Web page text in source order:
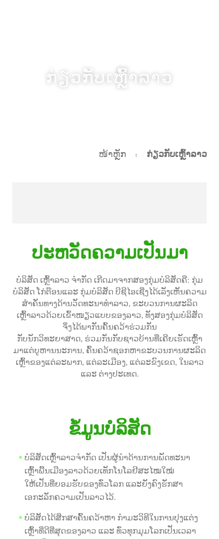
ກ່ຽວກັບເຫຼົ້າລາວ
ໜ້າຫຼັກ ກ່ຽວກັບເຫຼົ້າລາວ
ປະຫວັດຄວາມເປັນມາ
ບໍລິສັດ ເຫຼົ້າລາວ ຈໍາກັດ ເກີດມາຈາກສອງກຸ່ມບໍລິສັດຄື: ກຸ່ມ
ບໍລິສັດ ໂກ່ຕ໊ອນແລະ ກຸ່ມບໍລິສັດ ບີຊີໄອເຊີ່ງໄດ້ເລັງເຫັນຄວາມ
ສໍາຄັນທາງດ້ານວັດທະນາທຳລາວ, ຂະບວນການຜະລິດ
ເຫຼົ້າລາວດ້ວຍເຂົ້າໜຽວແບບຂອງລາວ, ທັງສອງກຸ່ມບໍລິສັດ
ຈຶ່ງໄດ້ພາກັນຄົ້ນຄວ້າຮ່ວມກັນ
ກັບນັກວິທະຍາສາດ, ຮ່ວມກັນກັບຊາວບ້ານທີ່ເຄີຍເຮັດເຫຼົ້າ
ມາແຕ່ບູຫານນະການ, ຄົ້ນຄວ້າຊອກຫາຂະບວນການຜະລິດ
ເຫຼົ້າຂອງແຕ່ລະພາກ, ແຕ່ລະເມືອງ, ແຕ່ລະຂົງເຂດ, ໃນລາວ
ແລະ ຕ່າງປະເທດ.
ຂໍ້ມູນບໍລິສັດ
ບໍລິສັດເຫຼົ້າລາວຈຳກັດ ເປັນຜູ້ນຳດ້ານການພັດທະນາ
ເຫຼົ້າພື້ນເມືອງລາວດ້ວຍເທັກໂນໂລຢີສະໄໝໃໝ່
ໃຫ້ເປັນທີ່ຍອມຮັບຂອງທົ່ວໂລກ ແລະຍັງຄົງຮັກສາ
ເອກະລັກຄວາມເປັນລາວໄວ້.
ບໍລິສັດໄດ້ສຶກສາຄົ້ນຄວ້າຫາ ກໍາມະວິທີໃນການປຸງແຕ່ງ
ເຫຼົ້າທີ່ດີທີ່ສຸດຂອງລາວ ແລະ ທົ່ວທຸກມຸມໂລກເປັນເວລາ